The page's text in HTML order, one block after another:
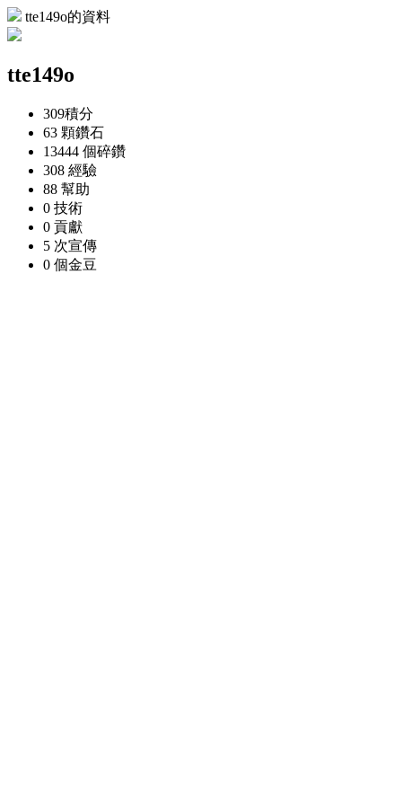
tte149o的資料
tte149o
309積分
63 顆鑽石
13444 個碎鑽
308 經驗
88 幫助
0 技術
0 貢獻
5 次宣傳
0 個金豆